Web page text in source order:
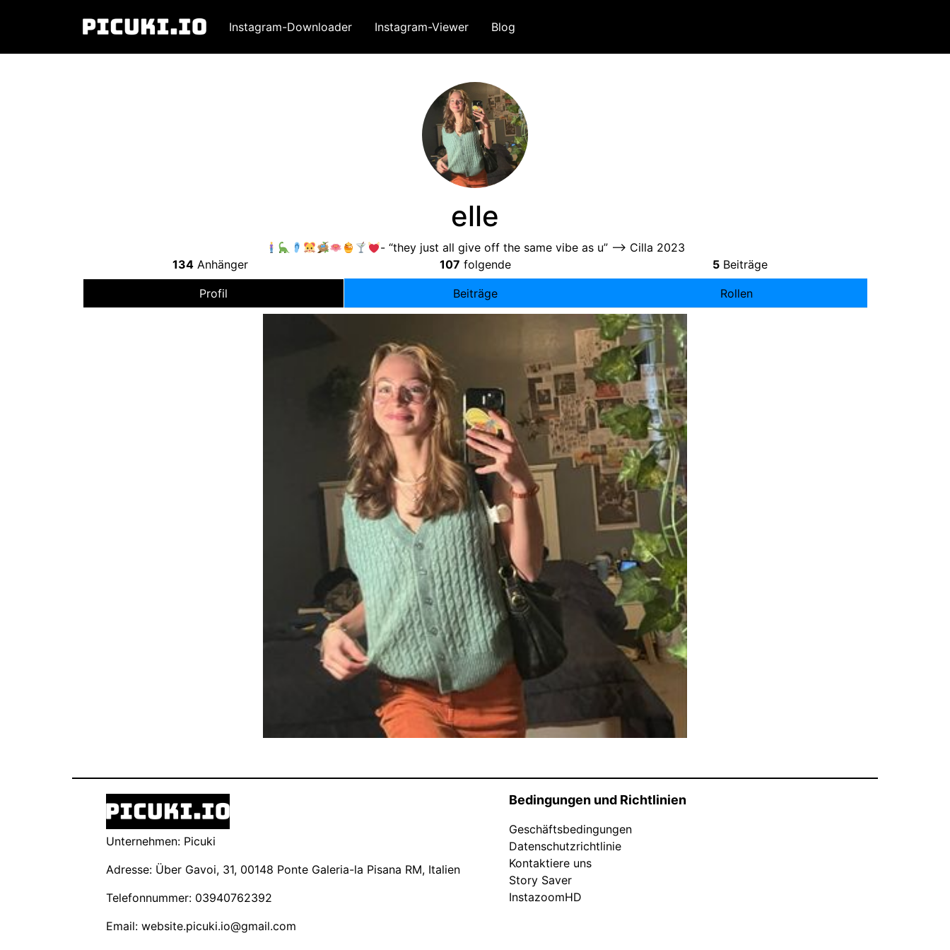
Instagram-Downloader Instagram-Viewer Blog
elle
-“they just all give off the same vibe as u” — Cilla 2023
134Anhänger 107 folgende 5Beiträge
Profil Beiträge Rollen
Unternehmen: Picuki
Adresse: Über Gavoi, 31, 00148 Ponte Galeria-la Pisana RM, Italien
Telefonnummer: 03940762392
Email: website.picuki.io@gmail.com
Bedingungen und Richtlinien
Geschäftsbedingungen
Datenschutzrichtlinie
Kontaktiere uns
Story Saver
InstazoomHD